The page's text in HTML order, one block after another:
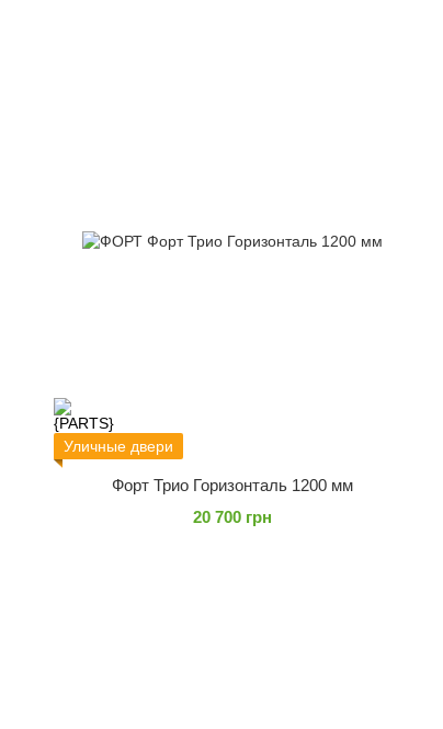
Уличные двери
Форт Трио Горизонталь 1200 мм
20 700 грн